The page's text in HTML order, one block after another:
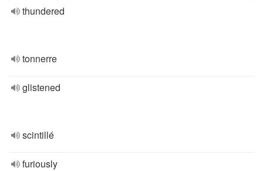
thundered
tonnerre
glistened
scintillé
furiously